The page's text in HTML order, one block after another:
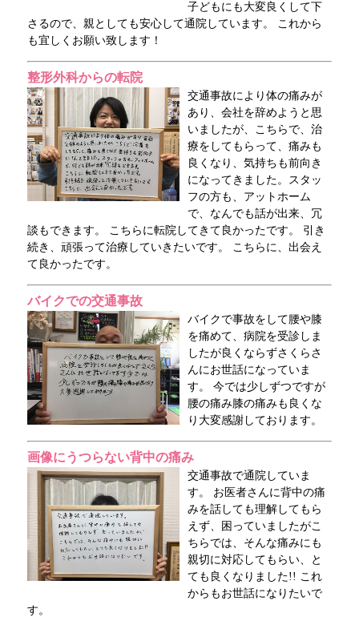
子どもにも大変良くして下
さるので、親としても安心して通院しています。 これから
も宜しくお願い致します！
整形外科からの転院
交通事故により体の痛みが
あり、会社を辞めようと思
いましたが、こちらで、治
療をしてもらって、痛みも
良くなり、気持ちも前向き
になってきました。スタッ
フの方も、アットホーム
で、なんでも話が出来、冗
談もできます。 こちらに転院してきて良かったです。 引き
続き、頑張って治療していきたいです。 こちらに、出会え
て良かったです。
バイクでの交通事故
バイクで事故をして腰や膝
を痛めて、病院を受診しま
したが良くならずさくらさ
んにお世話になっていま
す。 今では少しずつですが
腰の痛み膝の痛みも良くな
り大変感謝しております。
画像にうつらない背中の痛み
交通事故で通院していま
す。 お医者さんに背中の痛
みを話しても理解してもら
えず、困っていましたがこ
ちらでは、そんな痛みにも
親切に対応してもらい、と
ても良くなりました!! これ
からもお世話になりたいで
す。